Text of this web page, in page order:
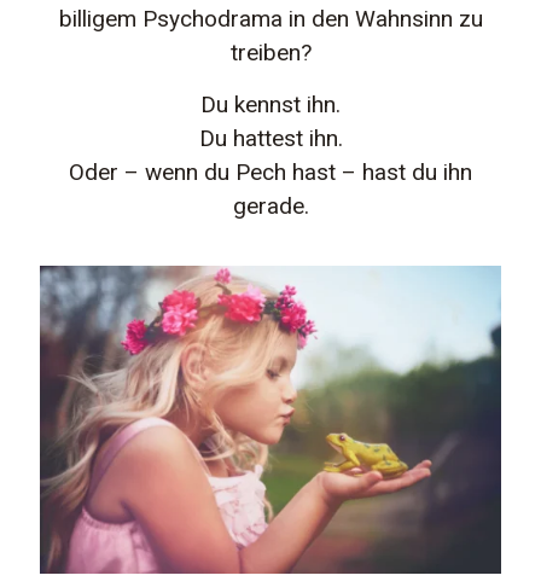
billigem Psychodrama in den Wahnsinn zu
treiben?
Du kennst ihn.
Du hattest ihn.
Oder – wenn du Pech hast – hast du ihn
gerade.